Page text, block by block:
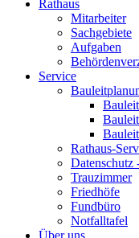
Rathaus
Mitarbeiter
Sachgebiete
Aufgaben
Service
Rathaus-
Datenschutz
Trauzimmer
Friedhöfe
Fundbüro
Notfalltafel
Über uns